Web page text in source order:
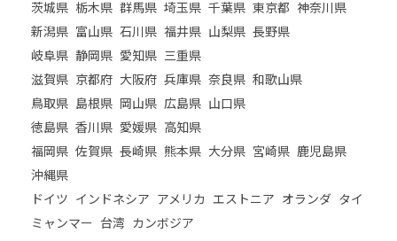
茨城県 栃木県 群馬県 埼玉県 千葉県 東京都 神奈川県
新潟県 富山県 石川県 福井県 山梨県 長野県
岐阜県 静岡県 愛知県 三重県
滋賀県 京都府 大阪府 兵庫県 奈良県 和歌山県
鳥取県 島根県 岡山県 広島県 山口県
徳島県 香川県 愛媛県 高知県
福岡県 佐賀県 長崎県 熊本県 大分県 宮崎県 鹿児島県
沖縄県
ドイツ インドネシア アメリカ エストニア オランダ タイ
ミャンマー 台湾 カンボジア